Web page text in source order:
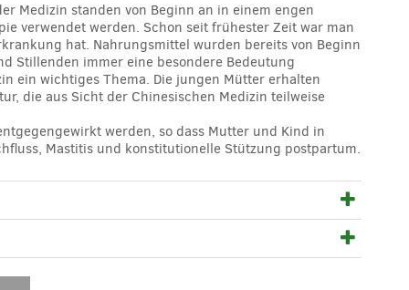
Medizin standen von Beginn an in einem engen
verwendet werden. Schon seit frühester Zeit war man
hat. Nahrungsmittel wurden bereits von Beginn
Stillenden immer eine besondere Bedeutung
ein wichtiges Thema. Die jungen Mütter erhalten
die aus Sicht der Chinesischen Medizin teilweise
werden, so dass Mutter und Kind in
Mastitis und konstitutionelle Stützung postpartum.